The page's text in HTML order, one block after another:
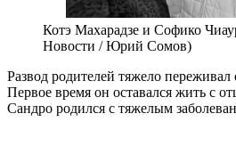
Котэ Махарадзе и Софико
Новости / Юрий Сомов)
Развод родителей тяжело
Первое время он оставался жить с
Сандро родился с тяжелым